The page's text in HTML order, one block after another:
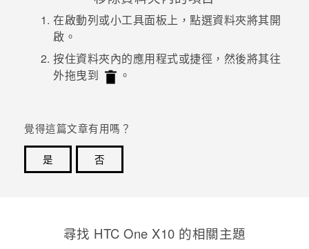
在啟動列或小工具面板上，點選資料夾將其開
啟。
按住資料夾內的應用程式或捷徑，然後將其往
外拖曳到
。
覺得這篇文章有用嗎？
是
否
尋找 HTC One X10 的相關主題